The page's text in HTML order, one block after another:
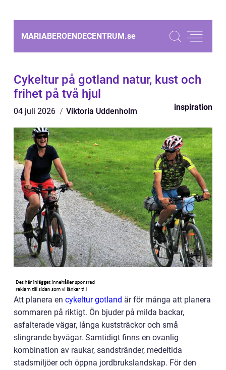
MARIABEROENDECENTRUM.se
Cykeltur på gotland natur, kust och
frihet på två hjul
04 juli 2026 Viktoria Uddenholm inspiration
Att planera en cykeltur gotland är för många att planera
sommaren på riktigt. Ön bjuder på milda backar,
asfalterade vägar, långa kuststräckor och små
slingrande byvägar. Samtidigt finns en ovanlig
kombination av raukar, sandstränder, medeltida
stadsmiljöer och öppna jordbrukslandskap. För den